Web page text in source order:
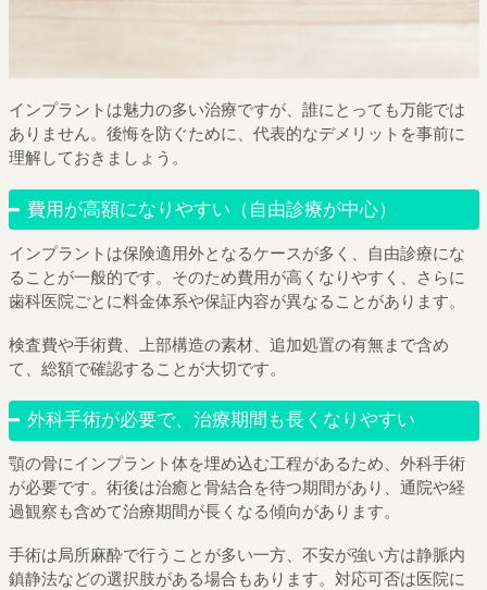
インプラントは魅力の多い治療ですが、誰にとっても万能では
ありません。後悔を防ぐために、代表的なデメリットを事前に
理解しておきましょう。
費用が高額になりやすい（自由診療が中心）
インプラントは保険適用外となるケースが多く、自由診療にな
ることが一般的です。そのため費用が高くなりやすく、さらに
歯科医院ごとに料金体系や保証内容が異なることがあります。
検査費や手術費、上部構造の素材、追加処置の有無まで含め
て、総額で確認することが大切です。
外科手術が必要で、治療期間も長くなりやすい
顎の骨にインプラント体を埋め込む工程があるため、外科手術
が必要です。術後は治癒と骨結合を待つ期間があり、通院や経
過観察も含めて治療期間が長くなる傾向があります。
手術は局所麻酔で行うことが多い一方、不安が強い方は静脈内
鎮静法などの選択肢がある場合もあります。対応可否は医院に